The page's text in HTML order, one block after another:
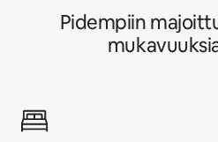
Pidempiin